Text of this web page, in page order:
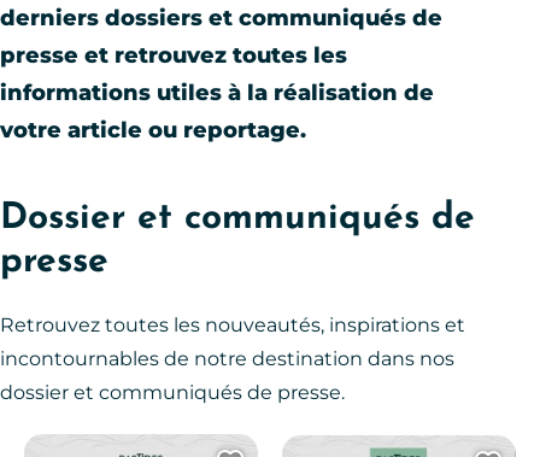
derniers dossiers et communiqués de
presse et retrouvez toutes les
informations utiles à la réalisation de
votre article ou reportage.
Dossier et communiqués de
presse
Retrouvez toutes les nouveautés, inspirations et
incontournables de notre destination dans nos
dossier et communiqués de presse.